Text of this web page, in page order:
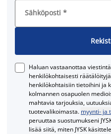
Sähköposti *
Haluan vastaanottaa
henkilökohtaisesti
henkilökohtaisiin tietoihini ja
kolmannen osapuolen
mahtavia tarjouksia,
tuotevalikoimasta. myynti- ja
peruuttaa suostumukseni
lisää siitä, miten JYSK